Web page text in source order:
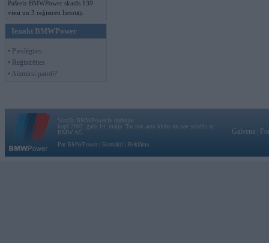
Pašreiz BMWPower skatās 139
viesi un 3 reģistrēti lietotāji.
Ienākt BMWPower
• Pieslēgties
• Reģistrēties
• Aizmirsi paroli?
Vortāls BMWPower.lv darbojas
kopš 2002. gada 14. maija. Tas nav auto klubs un nav saistīts ar
BMW AG.
Par BMWPower
Kontakti Reklāma
Galvena